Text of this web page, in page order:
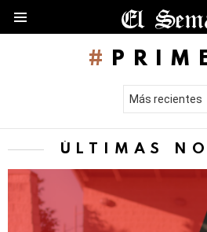
ÚLTIMAS